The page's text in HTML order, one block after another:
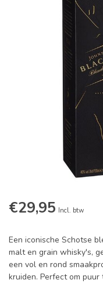
€29,95 Incl. btw
Een iconische Schotse
malt en grain whisky's,
een vol en rond
kruiden. Perfect om puur